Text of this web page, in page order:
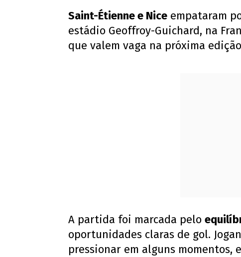
Saint-Étienne e Nice empataram
estádio Geoffroy-Guichard, na
que valem vaga na próxima
A partida foi marcada pelo
oportunidades claras de gol.
pressionar em alguns momentos,